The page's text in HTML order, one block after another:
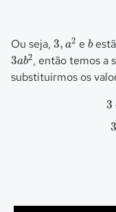
Ou seja, 3, a2
3 2 e b
b
3ab2
3 ab2, então temos a
substituirmos os
3
3